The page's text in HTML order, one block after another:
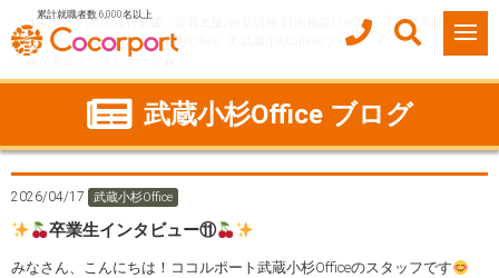
累計就職者数 6,000名以上
ココルポート(就労移行支援・定着支援/自立訓練/計画相談) HOME
事業所紹介
神奈川県
川崎市 武蔵小杉Office
武蔵小杉Officeのブログ
卒業生インタビュー⑪
武蔵小杉Office ブログ
2026/04/17 武蔵小杉Office
卒業生インタビュー⑪
みなさん、こんにちは！ココルポート武蔵小杉Officeのスタッフです